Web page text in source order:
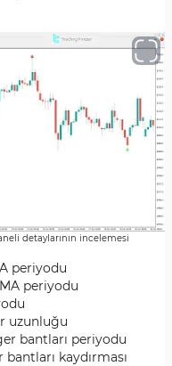
detaylarının incelemesi
periyodu
periyodu
uzunluğu
bantları periyodu
kaydırması